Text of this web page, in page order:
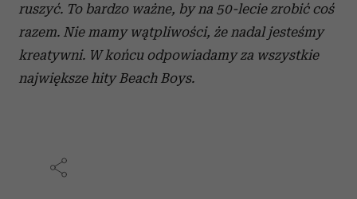
ruszyć. To bardzo ważne, by na 50-lecie zrobić coś
razem. Nie mamy wątpliwości, że nadal jesteśmy
kreatywni. W końcu odpowiadamy za wszystkie
największe hity Beach Boys.